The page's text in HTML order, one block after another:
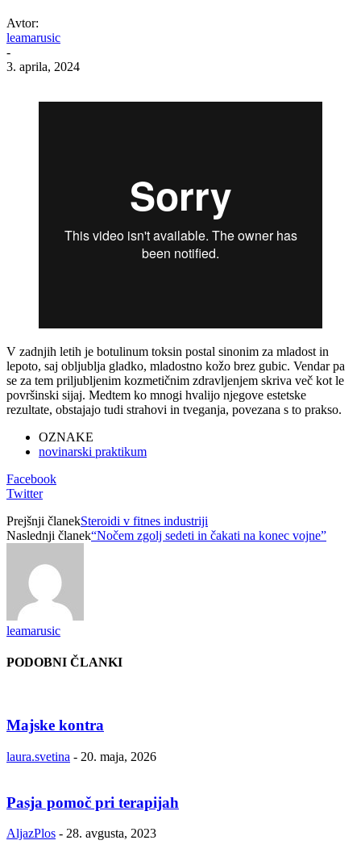
Avtor:
leamarusic
-
3. aprila, 2024
V zadnjih letih je botulinum toksin postal sinonim za mladost in
lepoto, saj obljublja gladko, mladostno kožo brez gubic. Vendar pa
se za tem priljubljenim kozmetičnim zdravljenjem skriva več kot le
površinski sijaj. Medtem ko mnogi hvalijo njegove estetske
rezultate, obstajajo tudi strahovi in tveganja, povezana s to prakso.
OZNAKE
novinarski praktikum
Facebook
Twitter
Prejšnji članekSteroidi v fitnes industriji
Naslednji članek“Nočem zgolj sedeti in čakati na konec vojne”
leamarusic
PODOBNI ČLANKI
Majske kontra
laura.svetina - 20. maja, 2026
Pasja pomoč pri terapijah
AljazPlos - 28. avgusta, 2023